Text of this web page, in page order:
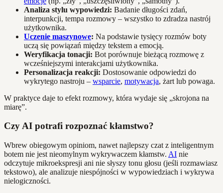
Analiza stylu wypowiedzi: Badanie długości zdań,
interpunkcji, tempa rozmowy – wszystko to zdradza nastrój
użytkownika.
Uczenie maszynowe: Na podstawie tysięcy rozmów boty
uczą się powiązań między tekstem a emocją.
Weryfikacja tonacji: Bot porównuje bieżącą rozmowę z
wcześniejszymi interakcjami użytkownika.
Personalizacja reakcji: Dostosowanie odpowiedzi do
wykrytego nastroju – wsparcie, motywacja, żart lub powaga.
W praktyce daje to efekt rozmowy, która wydaje się „skrojona na
miarę”.
Czy AI potrafi rozpoznać kłamstwo?
Wbrew obiegowym opiniom, nawet najlepszy czat z inteligentnym
botem nie jest nieomylnym wykrywaczem kłamstw. AI nie
odczytuje mikroekspresji ani nie słyszy tonu głosu (jeśli rozmawiasz
tekstowo), ale analizuje niespójności w wypowiedziach i wykrywa
nielogiczności.